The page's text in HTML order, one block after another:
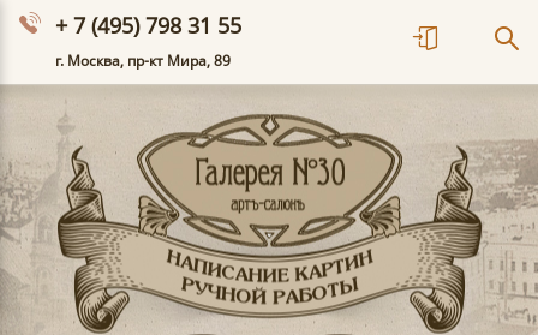
+ 7 (495) 798 31 55
г. Москва, пр-кт Мира, 89